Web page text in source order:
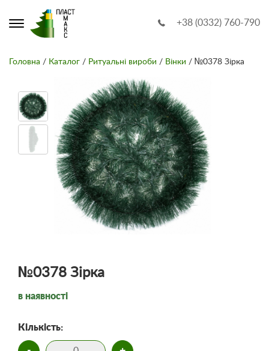
+38 (0332) 760-790
Головна / Каталог / Ритуальні вироби / Вінки / №0378 Зірка
№0378 Зірка
в наявності
Кількість: